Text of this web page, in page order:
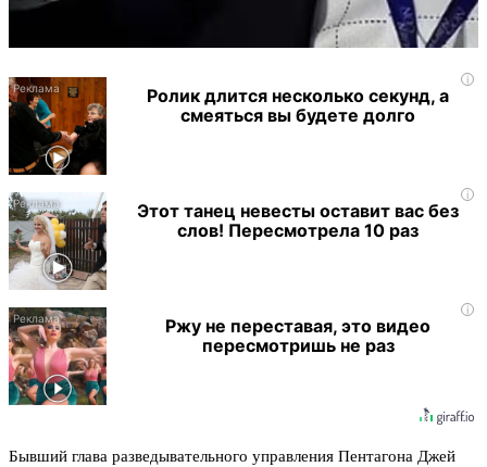
i
Ролик длится несколько секунд, а
смеяться вы будете долго
i
Этот танец невесты оставит вас без
слов! Пересмотрела 10 раз
i
Ржу не переставая, это видео
пересмотришь не раз
Бывший глава разведывательного управления Пентагона Джей